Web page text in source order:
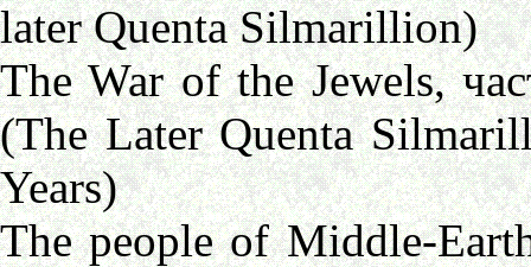
later Quenta Silmarillion)
The War of the Jewels,
(The Later Quenta
Years)
The people of Middle-